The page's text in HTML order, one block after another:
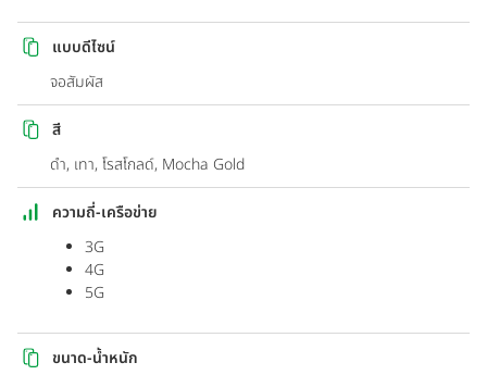
แบบดีไซน์
จอสัมผัส
สี
ดำ, เทา, โรสโกลด์, Mocha Gold
ความถี่-เครือข่าย
3G
4G
5G
ขนาด-น้ำหนัก